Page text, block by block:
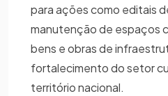
para ações como editais
manutenção de espaços
bens e obras de
fortalecimento do setor
território nacional.